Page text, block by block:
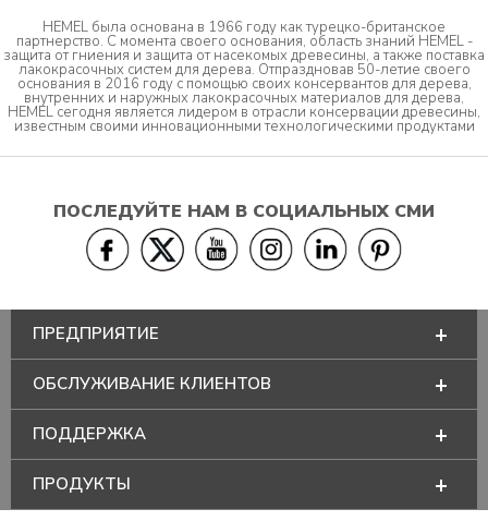
HEMEL была основана в 1966 году как турецко-британское
партнерство. С момента своего основания, область знаний HEMEL -
защита от гниения и защита от насекомых древесины, а также поставка
лакокрасочных систем для дерева. Отпраздновав 50-летие своего
основания в 2016 году с помощью своих консервантов для дерева,
внутренних и наружных лакокрасочных материалов для дерева,
HEMEL сегодня является лидером в отрасли консервации древесины,
известным своими инновационными технологическими продуктами
ПОСЛЕДУЙТЕ НАМ В СОЦИАЛЬНЫХ СМИ
ПРЕДПРИЯТИЕ
ОБСЛУЖИВАНИЕ КЛИЕНТОВ
ПОДДЕРЖКА
ПРОДУКТЫ